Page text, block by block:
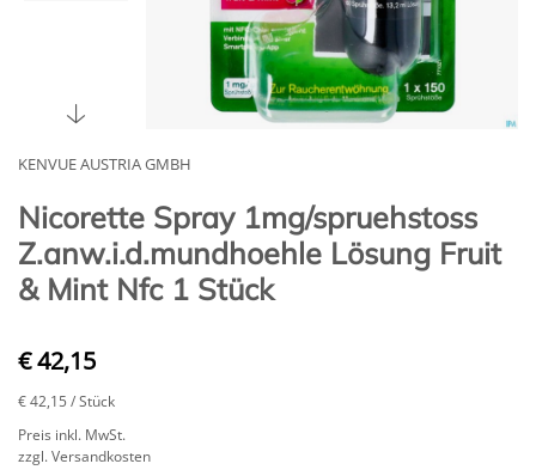
KENVUE AUSTRIA GMBH
Nicorette Spray 1mg/spruehstoss
Z.anw.i.d.mundhoehle Lösung Fruit
& Mint Nfc 1 Stück
€ 42,15
€ 42,15 / Stück
Preis inkl. MwSt.
zzgl. Versandkosten